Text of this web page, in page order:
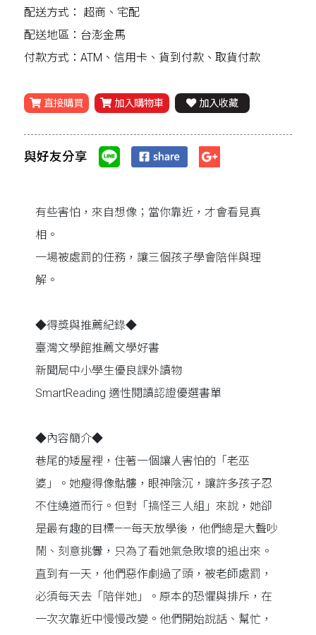
配送方式： 超商、宅配
配送地區：台澎金馬
付款方式：ATM、信用卡、貨到付款、取貨付款
直接購買 加入購物車 加入收藏
與好友分享
有些害怕，來自想像；當你靠近，才會看見真
相。
一場被處罰的任務，讓三個孩子學會陪伴與理
解。
◆得獎與推薦紀錄◆
臺灣文學館推薦文學好書
新聞局中小學生優良課外讀物
SmartReading 適性閱讀認證優選書單
◆內容簡介◆
巷尾的矮屋裡，住著一個讓人害怕的「老巫
婆」。她瘦得像骷髏，眼神陰沉，讓許多孩子忍
不住繞道而行。但對「搞怪三人組」來說，她卻
是最有趣的目標——每天放學後，他們總是大聲吵
鬧、刻意挑釁，只為了看她氣急敗壞的追出來。
直到有一天，他們惡作劇過了頭，被老師處罰，
必須每天去「陪伴她」。原本的恐懼與排斥，在
一次次靠近中慢慢改變。他們開始說話、幫忙，